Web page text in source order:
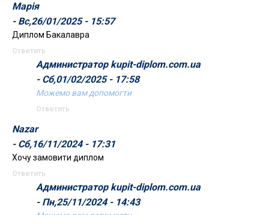
Марія
- Вс,26/01/2025 - 15:57
Диплом Бакалавра
Ответить
Администратор kupit-diplom.com.ua
- Сб,01/02/2025 - 17:58
Можемо вам допомогти
Ответить
Nazar
- Сб,16/11/2024 - 17:31
Хочу замовити диплом
Ответить
Администратор kupit-diplom.com.ua
- Пн,25/11/2024 - 14:43